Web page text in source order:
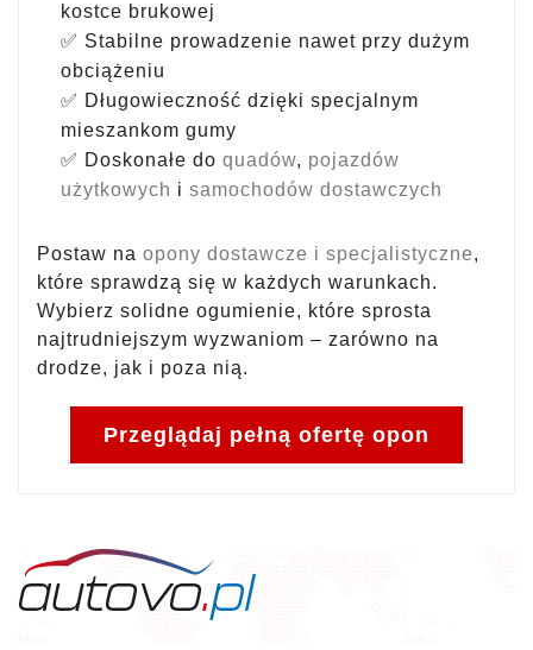
kostce brukowej
✅ Stabilne prowadzenie nawet przy dużym
obciążeniu
✅ Długowieczność dzięki specjalnym
mieszankom gumy
✅ Doskonałe do quadów, pojazdów
użytkowych i samochodów dostawczych
Postaw na opony dostawcze i specjalistyczne,
które sprawdzą się w każdych warunkach.
Wybierz solidne ogumienie, które sprosta
najtrudniejszym wyzwaniom – zarówno na
drodze, jak i poza nią.
Przeglądaj pełną ofertę opon